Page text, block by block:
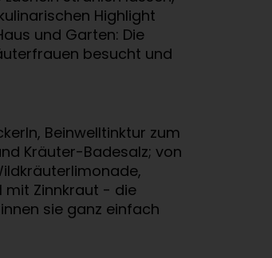
Highlight
und Garten: Die
besucht und
Beinwelltinktur zum
Kräuter-Badesalz; von
mit Zinnkraut - die
sie ganz einfach